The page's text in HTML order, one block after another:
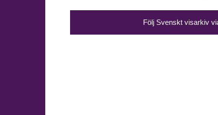
Följ Svenskt visarkiv